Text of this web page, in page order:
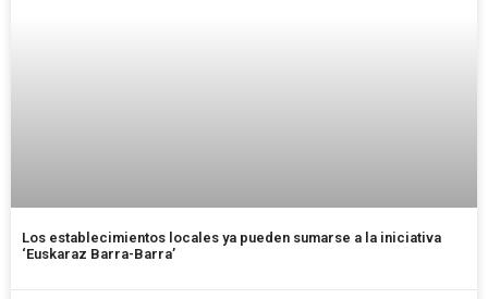
Los establecimientos locales ya pueden sumarse a la iniciativa
‘Euskaraz Barra-Barra’